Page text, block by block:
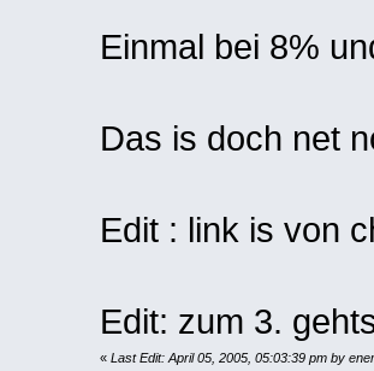
Einmal bei 8%
Das is doch net
Edit : link is von
Edit: zum 3.
« Last Edit: April 05, 2005, 05:03:39 pm by